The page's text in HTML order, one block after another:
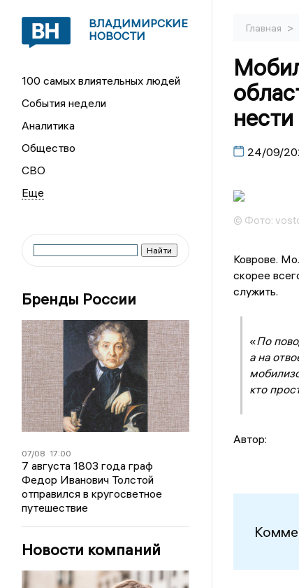
ВЛАДИМИРСКИЕ
НОВОСТИ
100 самых влиятельных людей
События недели
Аналитика
Общество
СВО
Бренды России
07/08 17:00
7 августа 1803 года граф
Федор Иванович Толстой
отправился в кругосветное
путешествие
Новости компаний
Главная >
24/09/
© Фото:
Коврове.
скорее
служить.
«По
а на
кто
Автор: